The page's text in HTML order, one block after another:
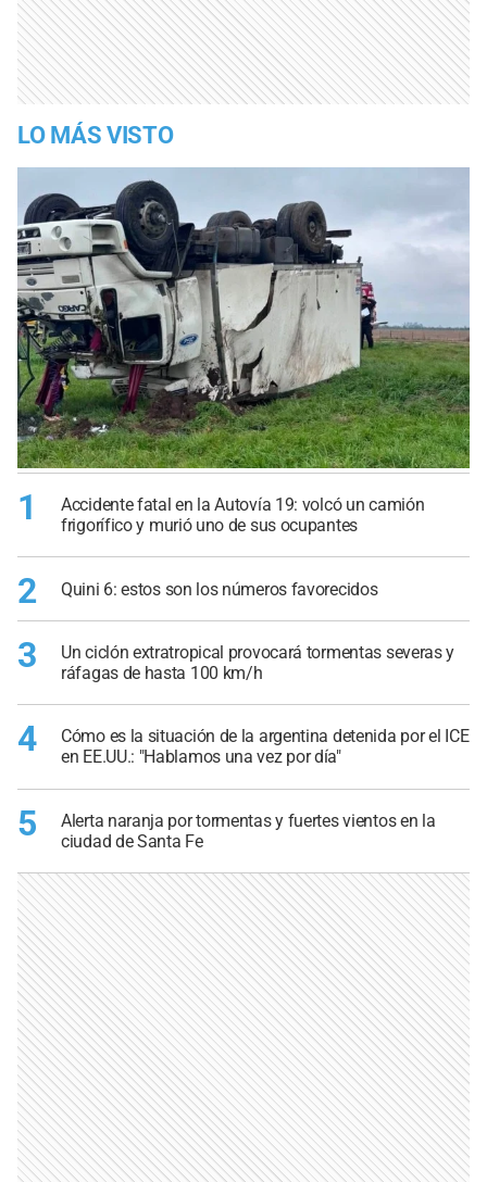
LO MÁS VISTO
1
Accidente fatal en la Autovía 19: volcó un camión
frigorífico y murió uno de sus ocupantes
2 Quini 6: estos son los números favorecidos
3
Un ciclón extratropical provocará tormentas severas y
ráfagas de hasta 100 km/h
4
Cómo es la situación de la argentina detenida por el ICE
en EE.UU.: "Hablamos una vez por día"
5
Alerta naranja por tormentas y fuertes vientos en la
ciudad de Santa Fe